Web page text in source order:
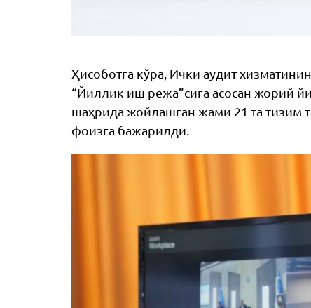
Ҳисоботга кўра, Ички аудит
“Йиллик иш режа”сига асосан жорий
шаҳрида жойлашган жами 21 та тизим
фоизга бажарилди.